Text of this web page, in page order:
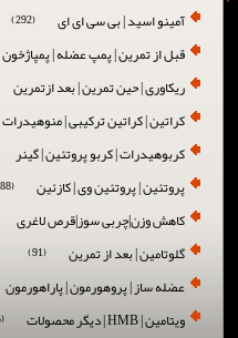
آمینو اسید | بی سی ای ای (292)
قبل از تمرین | پمپ عضله | پمپاژخون
ریکاوری | حین تمرین | بعد ازتمرین
کراتین | کراتین ترکیبی | منوهیدرات
کربوهیدرات | کربو پروتئین | گینر
پروتئین | پروتئین وی | کازئین (288)
کاهش وزن|چربی سوز|قرص لاغری
گلوتامین | بعد از تمرین (91)
عضله ساز | پروهورمون | پاراهورمون
ویتامین | HMB | دیگر محصولات (555)